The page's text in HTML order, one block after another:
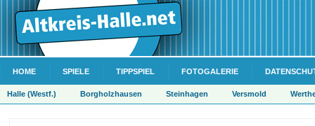
HOME SPIELE TIPPSPIEL FOTOGALERIE
Halle (Westf.) Borgholzhausen Steinhagen Versmold